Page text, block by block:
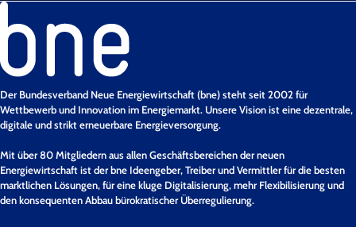
Der Bundesverband Neue Energiewirtschaft (bne) steht seit 2002 für
Wettbewerb und Innovation im Energiemarkt. Unsere Vision ist eine dezentrale,
digitale und strikt erneuerbare Energieversorgung.
Mit über 80 Mitgliedern aus allen Geschäftsbereichen der neuen
Energiewirtschaft ist der bne Ideengeber, Treiber und Vermittler für die besten
marktlichen Lösungen, für eine kluge Digitalisierung, mehr Flexibilisierung und
den konsequenten Abbau bürokratischer Überregulierung.